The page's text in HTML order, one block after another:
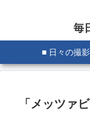
毎
■ 日々の撮影
「メッツァ